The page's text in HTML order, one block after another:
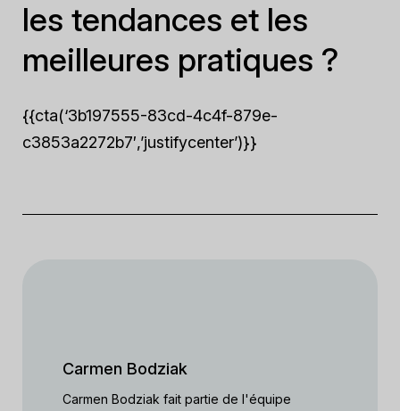
les tendances et les
meilleures pratiques ?
{{cta(‘3b197555-83cd-4c4f-879e-
c3853a2272b7′,’justifycenter’)}}
Carmen Bodziak
Carmen Bodziak fait partie de l'équipe